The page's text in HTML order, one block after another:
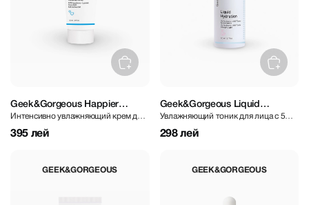
Geek&Gorgeous Happier
Barrier 50 ml
Интенсивно увлажняющий крем для
восстановления кожного барьера
395 лей
Geek&Gorgeous Liquid
Hydration 5% Panthenol 110 ml
Увлажняющий тоник для лица с 5%
пантенолом
298 лей
GEEK&GORGEOUS GEEK&GORGEOUS